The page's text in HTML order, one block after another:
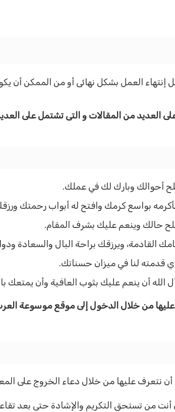
العمل بشكل نهائى أو من الممكن أن
العديد من المقالات و التى تشتمل على
أحوالك وبارك لك في عملك.
بواسع كرمك وافتح له أبواب رحمتك
حالك وينعم عليك بشرف المقام.
القادمة، ويرزقك براحة البال والسعادة
قدمته لنا في ميزان حسناتك.
أن ينعم عليك بثوب العافية وأن يمتعك
عليها من خلال الدخول إلى موقع موسوعة
نتعرف عليها من خلال دعاء الخروج على
من تستحق التكريم والإشادة حتى بعد